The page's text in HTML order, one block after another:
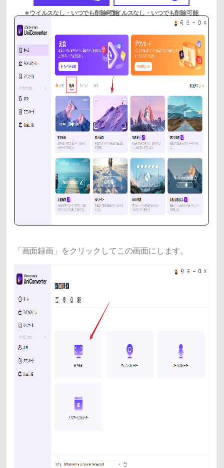
「画面録画」をクリックしてこの画面にします。